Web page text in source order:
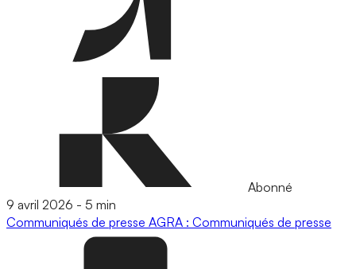
Abonné
9 avril 2026 - 5 min
Communiqués de presse AGRA : Communiqués de presse